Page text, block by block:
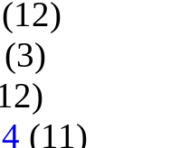
(12)
(3)
(11)